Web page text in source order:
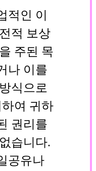
적인 이
적 보상
주된 목
나 이를
식으로
여 귀하
권리를
습니다.
공유나